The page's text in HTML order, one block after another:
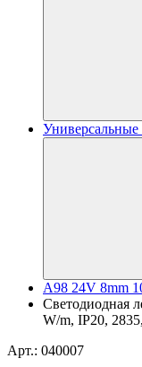
A98 24V 8mm
Светодиодная
W/m, IP20,
Арт.: 040007